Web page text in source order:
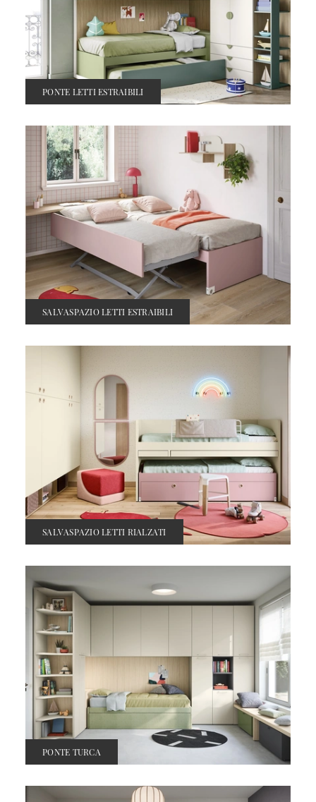
PONTE LETTI ESTRAIBILI
SALVASPAZIO LETTI ESTRAIBILI
SALVASPAZIO LETTI RIALZATI
PONTE TURCA